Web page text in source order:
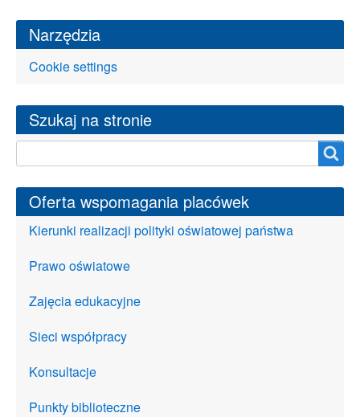
Narzędzia
Cookie settings
Szukaj na stronie
Oferta wspomagania placówek
Kierunki realizacji polityki oświatowej państwa
Prawo oświatowe
Zajęcia edukacyjne
Sieci współpracy
Konsultacje
Punkty biblioteczne